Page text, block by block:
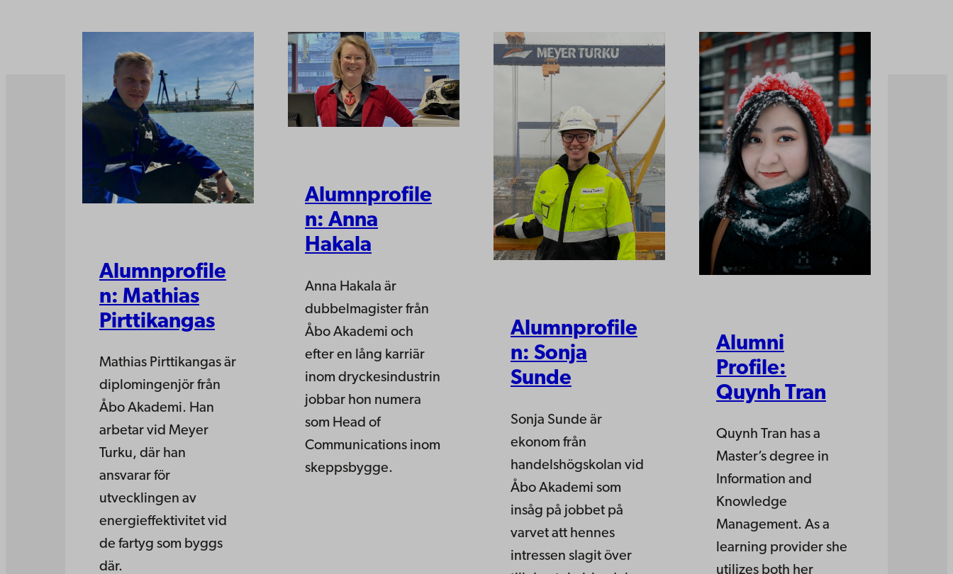
Alumnprofile
n: Mathias
Pirttikangas
Mathias Pirttikangas är
diplomingenjör från
Åbo Akademi. Han
arbetar vid Meyer
Turku, där han
ansvarar för
utvecklingen av
energieffektivitet vid
de fartyg som byggs
där.
Alumnprofile
n: Anna
Hakala
Anna Hakala är
dubbelmagister från
Åbo Akademi och
efter en lång karriär
inom dryckesindustrin
jobbar hon numera
som Head of
Communications inom
skeppsbygge.
Alumnprofile
n: Sonja
Sunde
Sonja Sunde är
ekonom från
handelshögskolan vid
Åbo Akademi som
insåg på jobbet på
varvet att hennes
intressen slagit över
Alumni
Profile:
Quynh Tran
Quynh Tran has a
Master’s degree in
Information and
Knowledge
Management. As a
learning provider she
utilizes both her